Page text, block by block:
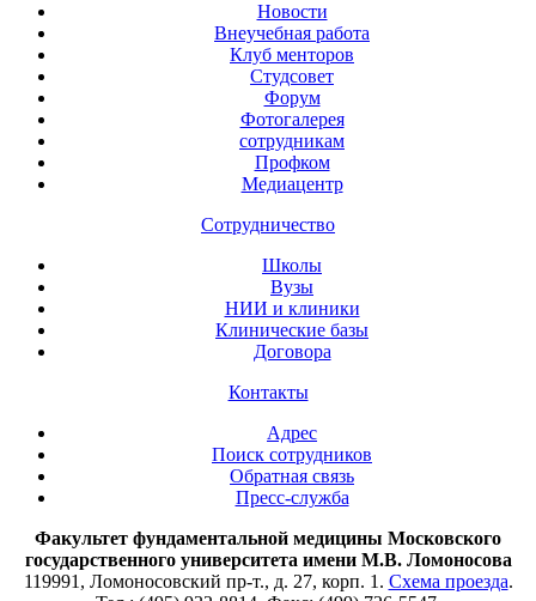
Новости
Внеучебная работа
Клуб менторов
Студсовет
Форум
Фотогалерея
сотрудникам
Профком
Медиацентр
Сотрудничество
Школы
Вузы
НИИ и клиники
Клинические базы
Договора
Контакты
Адрес
Поиск сотрудников
Обратная связь
Пресс-служба
Факультет фундаментальной медицины Московского
государственного университета имени М.В. Ломоносова
119991, Ломоносовский пр-т., д. 27, корп. 1. Схема проезда.